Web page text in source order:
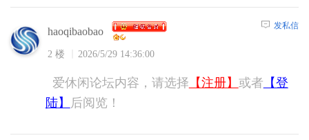
haoqibaobao
2 楼 2026/5/29 14:36:00
发私信
爱休闲论坛内容，请选择 【注册】 或者 【登
陆】
后阅览！